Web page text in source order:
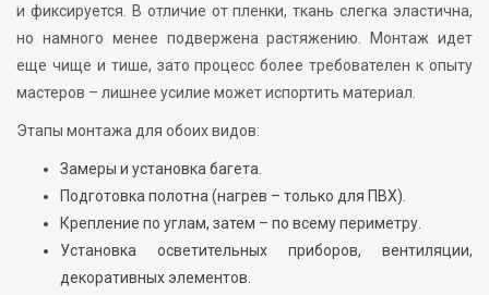
и фиксируется. В отличие от пленки, ткань слегка эластична,
но намного менее подвержена растяжению. Монтаж идет
еще чище и тише, зато процесс более требователен к опыту
мастеров – лишнее усилие может испортить материал.
Этапы монтажа для обоих видов:
Замеры и установка багета.
Подготовка полотна (нагрев – только для ПВХ).
Крепление по углам, затем – по всему периметру.
Установка осветительных приборов, вентиляции,
декоративных элементов.